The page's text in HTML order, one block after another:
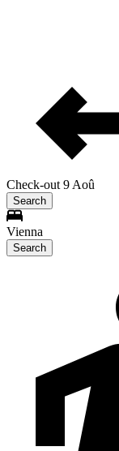
Check-out 9 Aoû
Search
Vienna
Search